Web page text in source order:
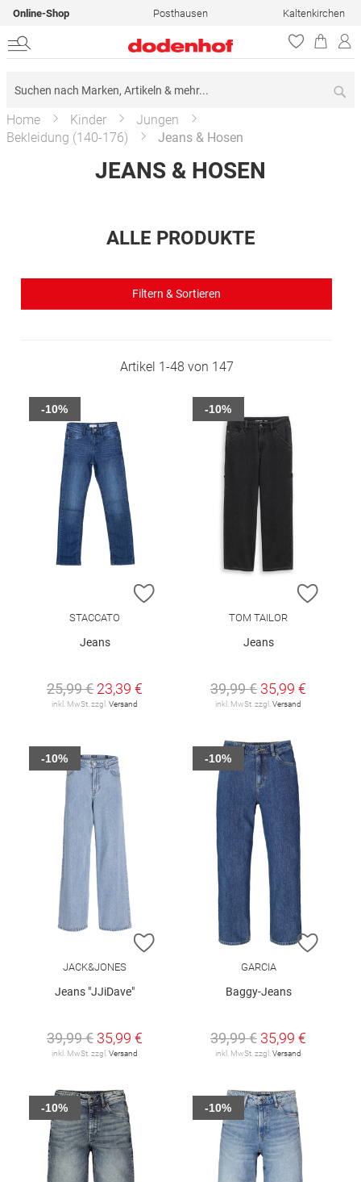
Online-Shop Posthausen Kaltenkirchen
Home Kinder
Jungen
Bekleidung (140-176)
Jeans & Hosen
JEANS & HOSEN
ALLE PRODUKTE
Filtern & Sortieren
Artikel 1-48 von 147
ZUR WUNSCHLISTE HINZUFÜGEN
STACCATO
Jeans
25,99 € 23,39 €
inkl. MwSt. zzgl. Versand
-10%
ZUR
TOM TAILOR
Jeans
39,99 € 35,99 €
inkl. MwSt. zzgl. Versand
-10%
ZUR WUNSCHLISTE HINZUFÜGEN
JACK&JONES
Jeans "JJiDave"
39,99 € 35,99 €
inkl. MwSt. zzgl. Versand
-10%
ZUR
GARCIA
Baggy-Jeans
39,99 € 35,99 €
inkl. MwSt. zzgl. Versand
-10%
-10% -10%